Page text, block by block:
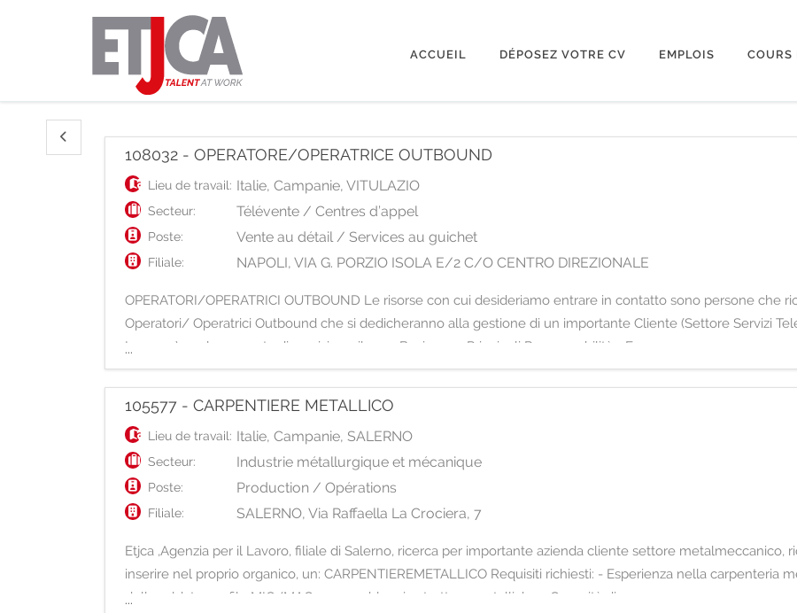
ACCUEIL DÉPOSEZ VOTRE CV EMPLOIS COURS
108032 - OPERATORE/OPERATRICE OUTBOUND
Lieu de travail: Italie,Campanie,VITULAZIO
Secteur: Télévente / Centres d’appel
Poste: Vente au détail / Services au guichet
Filiale: NAPOLI, VIA G. PORZIO ISOLA E/2 C/O CENTRO DIREZIONALE
OPERATORI/OPERATRICI OUTBOUND Le risorse con cui desideriamo entrare in contatto sono persone che
Operatori/ Operatrici Outbound che si dedicheranno alla gestione di un importante Cliente (Settore Servizi
Imprese) per la proposta di servizi e sviluppo Business. Principali Responsabilità - E
...
105577 - CARPENTIERE METALLICO
Lieu de travail: Italie,Campanie,SALERNO
Secteur: Industrie métallurgique et mécanique
Poste: Production / Opérations
Filiale: SALERNO, Via Raffaella La Crociera, 7
Etjca ,Agenzia per il Lavoro, filiale di Salerno, ricerca per importante azienda cliente settore metalmeccanico,
inserire nel proprio organico, un: CARPENTIEREMETALLICO Requisiti richiesti: - Esperienza nella carpenteria
della saldatura a filo MIG/MAG e assemblaggio strutture metalliche - Capacità di
...